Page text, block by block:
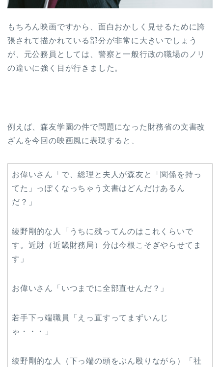
もちろん映画ですから、面白おかしく見せるために誇
張されて描かれている部分が非常に大きいでしょう
が、元公務員としては、警察と一般行政の職場のノリ
の違いに強く目が行きました。
例えば、森友学園の件で問題になった財務省の文書改
ざんを今回の映画風に表現すると、
お偉いさん「で、総理と夫人が森友と「関係を持っ
てた」っぽくなっちゃう文書はどんだけあるん
だ？」
綾野剛的な人「うちに残ってんのはこれくらいで
す。近財（近畿財務局）分は今根こそぎやらせてま
す」
お偉いさん「いつまでに全部直せんだ？」
若手下っ端職員「えっ直すってまずいんじ
ゃ・・・」
綾野剛的な人（下っ端の頭をぶん殴りながら）「社